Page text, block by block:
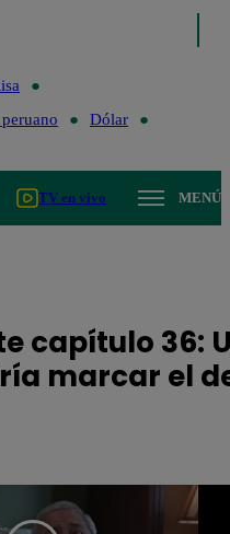
Dólar
TV en vivo MENÚ
capítulo 36:
marcar el